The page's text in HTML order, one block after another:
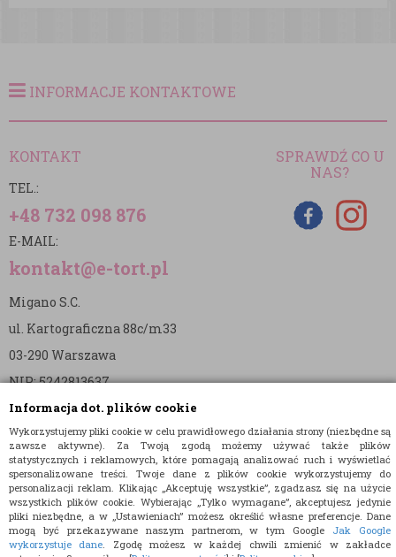
Informacja dot. plików cookie
Wykorzystujemy pliki cookie w celu prawidłowego działania strony (niezbędne są
zawsze aktywne). Za Twoją zgodą możemy używać także plików
statystycznych i reklamowych, które pomagają analizować ruch i wyświetlać
spersonalizowane treści. Twoje dane z plików cookie wykorzystujemy do
personalizacji reklam. Klikając „Akceptuję wszystkie”, zgadzasz się na użycie
wszystkich plików cookie. Wybierając „Tylko wymagane”, akceptujesz jedynie
pliki niezbędne, a w „Ustawieniach” możesz określić własne preferencje. Dane
mogą być przekazywane naszym partnerom, w tym Google Jak Google
wykorzystuje dane. Zgodę możesz w każdej chwili zmienić w zakładce
INFORMACJE KONTAKTOWE
KONTAKT
TEL.:
+48 732 098 876
E-MAIL:
kontakt@e-tort.pl
Migano S.C.
ul. Kartograficzna 88c/m33
03-290 Warszawa
NIP: 5242813637
REGON: 365874905
Nr konta (mBank):
36 1140 2004 0000 3902 8144 2737
SPRAWDŹ CO U
NAS?